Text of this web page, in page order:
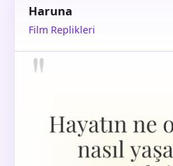
Haruna
Film Replikleri